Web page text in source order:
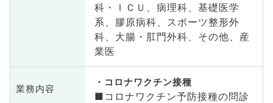
科・ＩＣＵ、病理科、基礎医学
系、膠原病科、スポーツ整形外
科、大腸・肛門外科、その他、産
業医
業務内容
コロナワクチン接種
■コロナワクチン予防接種の問診